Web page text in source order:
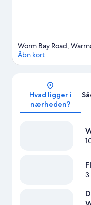
Worm Bay Road,
Åbn kort
Hvad ligger i
nærheden?
3